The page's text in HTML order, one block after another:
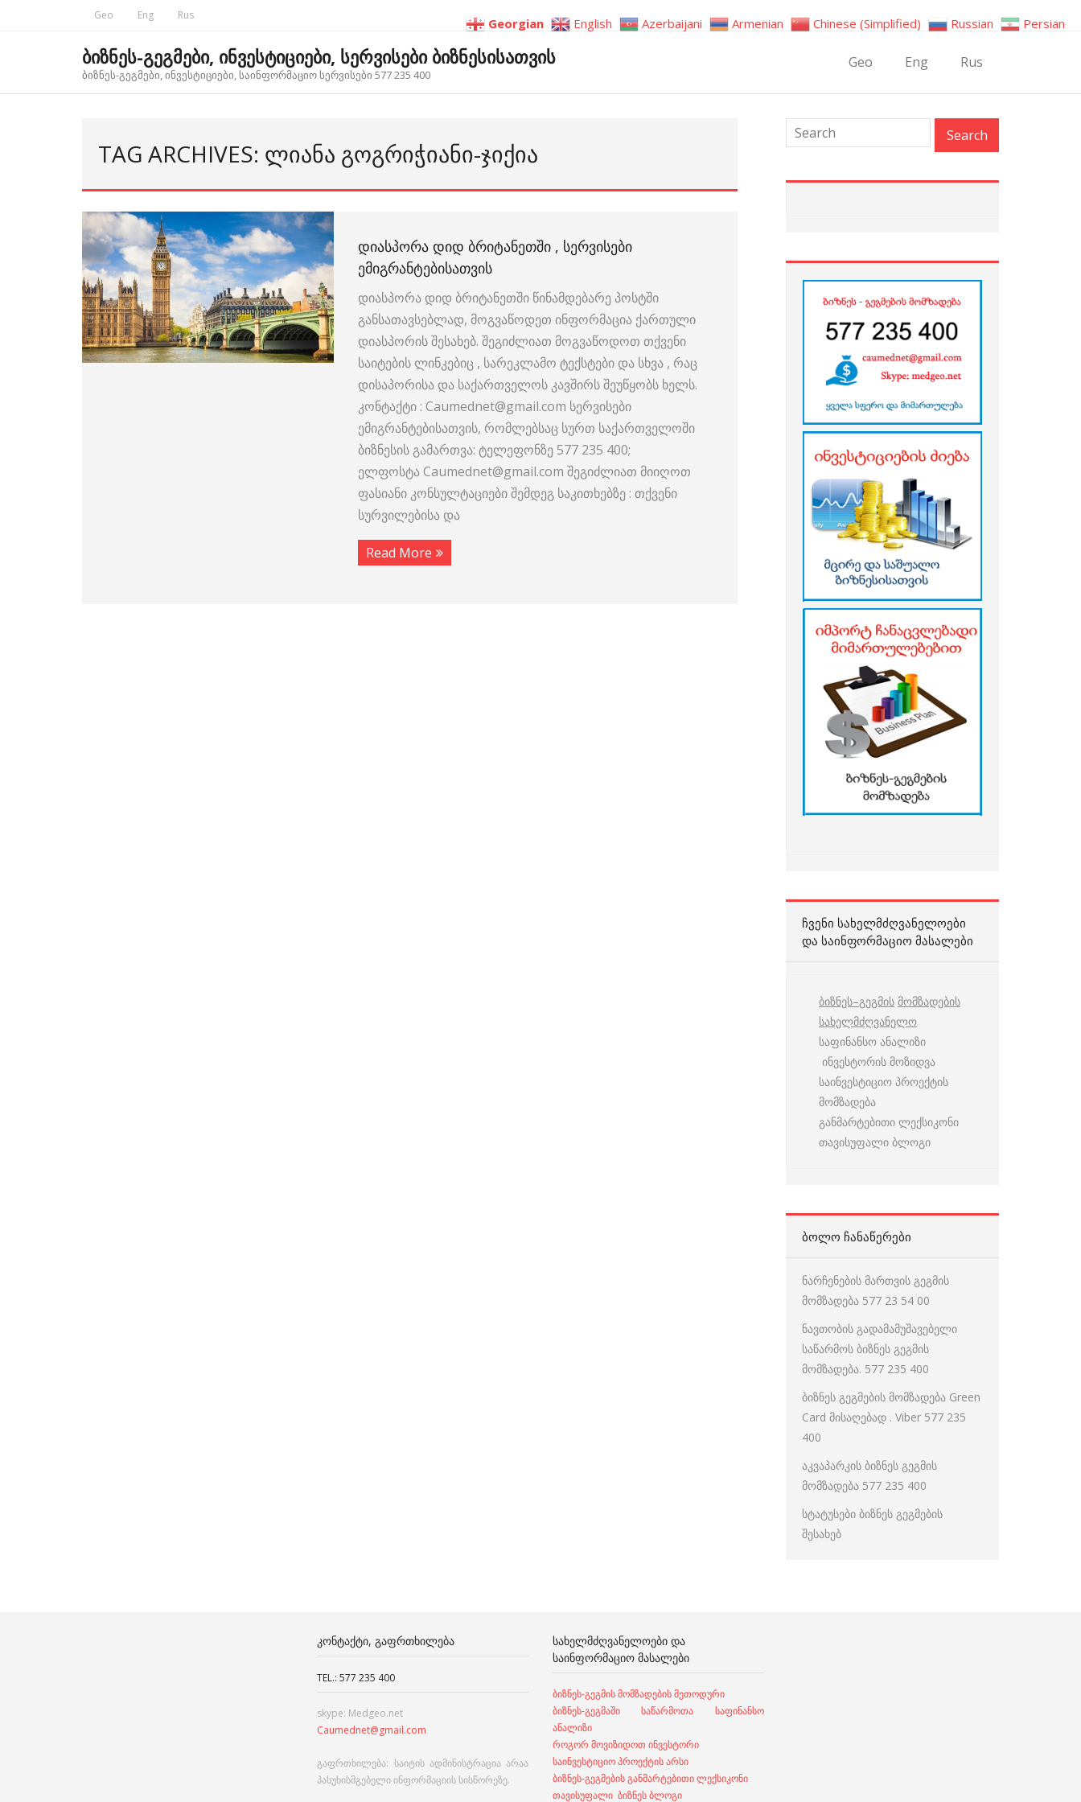
Geo Eng Rus
ბიზნეს-გეგმები, ინვესტიციები, სერვისები ბიზნესისათვის
ბიზნეს-გეგმები, ინვესტიციები, საინფორმაციო სერვისები 577 235 400
Geo Eng Rus
TAG ARCHIVES: ᲚᲘᲐᲜᲐ ᲒᲝᲒᲠᲘᲭᲘᲐᲜᲘ-ᲯᲘᲥᲘᲐ
ᲓᲘᲐᲡᲞᲝᲠᲐ ᲓᲘᲓ ᲑᲠᲘᲢᲐᲜᲔᲗᲨᲘ , ᲡᲔᲠᲕᲘᲡᲔᲑᲘ
ᲔᲛᲘᲒᲠᲐᲜᲢᲔᲑᲘᲡᲐᲗᲕᲘᲡ
დიასპორა დიდ ბრიტანეთში წინამდებარე პოსტში
განსათავსებლად, მოგვაწოდეთ ინფორმაცია ქართული
დიასპორის შესახებ. შეგიძლიათ მოგვაწოდოთ თქვენი
საიტების ლინკებიც , სარეკლამო ტექსტები და სხვა , რაც
დისაპორისა და საქართველოს კავშირს შეუწყობს ხელს.
კონტაქტი : Caumednet@gmail.com სერვისები
ემიგრანტებისათვის, რომლებსაც სურთ საქართველოში
ბიზნესის გამართვა: ტელეფონზე 577 235 400;
ელფოსტა Caumednet@gmail.com შეგიძლიათ მიიღოთ
ფასიანი კონსულტაციები შემდეგ საკითხებზე : თქვენი
სურვილებისა და
Read More
ᲩᲕᲔᲜᲘ ᲡᲐᲮᲔᲚᲛᲫᲦᲕᲐᲜᲔᲚᲝᲔᲑᲘ
ᲓᲐ ᲡᲐᲘᲜᲤᲝᲠᲛᲐᲪᲘᲝ ᲛᲐᲡᲐᲚᲔᲑᲘ
ბიზნეს–გეგმის მომზადების
სახელმძღვანელო
საფინანსო ანალიზი
ინვესტორის მოზიდვა
საინვესტიციო პროექტის
მომზადება
განმარტებითი ლექსიკონი
თავისუფალი ბლოგი
ᲑᲝᲚᲝ ᲩᲐᲜᲐᲬᲔᲠᲔᲑᲘ
ნარჩენების მართვის გეგმის
მომზადება 577 23 54 00
ნავთობის გადამამუშავებელი
საწარმოს ბიზნეს გეგმის
მომზადება. 577 235 400
ბიზნეს გეგმების მომზადება Green
Card მისაღებად . Viber 577 235
400
აკვაპარკის ბიზნეს გეგმის
მომზადება 577 235 400
სტატუსები ბიზნეს გეგმების
შესახებ
ᲙᲝᲜᲢᲐᲥᲢᲘ, ᲒᲐᲤᲠᲗᲮᲘᲚᲔᲑᲐ
TEL.: 577 235 400
skype: Medgeo.net
Caumednet@gmail.com
გაფრთხილება: საიტის ადმინისტრაცია არაა
პასუხისმგებელი ინფორმაციის სისწორეზე.
ᲡᲐᲮᲔᲚᲛᲫᲦᲕᲐᲜᲔᲚᲝᲔᲑᲘ ᲓᲐ
ᲡᲐᲘᲜᲤᲝᲠᲛᲐᲪᲘᲝ ᲛᲐᲡᲐᲚᲔᲑᲘ
ბიზნეს-გეგმის მომზადების მეთოდური
ბიზნეს-გეგმაში საწარმოთა საფინანსო
ანალიზი
როგორ მოვიზიდოთ ინვესტორი
საინვესტიციო პროექტის არსი
ბიზნეს-გეგმების განმარტებითი ლექსიკონი
თავისუფალი ბიზნეს ბლოგი
Georgian English Azerbaijani Armenian Chinese (Simplified) Russian Persian